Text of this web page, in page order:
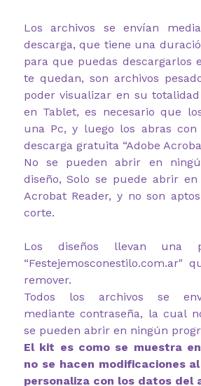
Los archivos se envían
descarga, que tiene una
para que puedas descargarlos
te quedan, son archivos
poder visualizar en su
en Tablet, es necesario que
una Pc, y luego los abras
descarga gratuita “Adobe
No se pueden abrir en
diseño, Solo se puede abrir
Acrobat Reader, y no son
corte.
Los diseños llevan una
“Festejemosconestilo.com.ar"
remover.
Todos los archivos se
mediante contraseña, la cual
se pueden abrir en ningún
El kit es como se muestra
no se hacen modificaciones
personaliza con los datos del